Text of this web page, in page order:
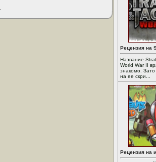
Рецензия на
Название
World War II
знакомо. Зато
на ее скри...
Рецензия на